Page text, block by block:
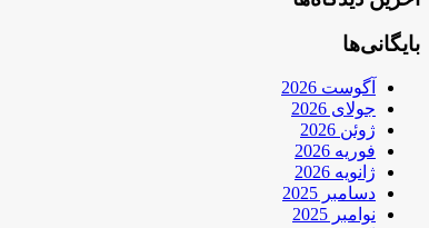
بایگانی‌ها
آگوست 2026
جولای 2026
ژوئن 2026
فوریه 2026
ژانویه 2026
دسامبر 2025
نوامبر 2025